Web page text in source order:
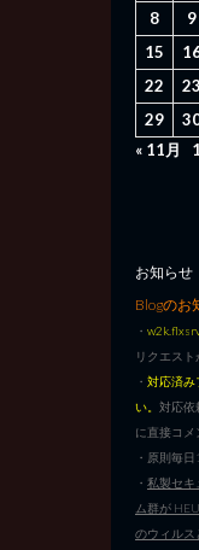
8
9
15
22
23
29
« 11月
お知らせ
Blogのお
・
リクエス
・ 対応済み
い。 対応依
に直接コメ
・原則毎
・ 私製セキ
ム群が
のウィルス